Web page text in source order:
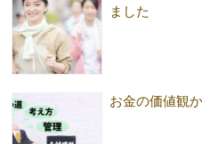
ました
お金の価値観